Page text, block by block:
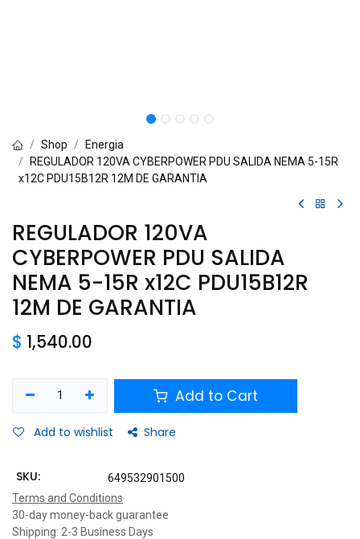
Shop
Energia
REGULADOR 120VA CYBERPOWER PDU SALIDA NEMA 5-15R
x12C PDU15B12R 12M DE GARANTIA
REGULADOR 120VA
CYBERPOWER PDU SALIDA
NEMA 5-15R x12C PDU15B12R
12M DE GARANTIA
$ 1,540.00
Add to Cart
Add to wishlist Share
SKU:
649532901500
Terms and Conditions
30-day money-back guarantee
Shipping: 2-3 Business Days